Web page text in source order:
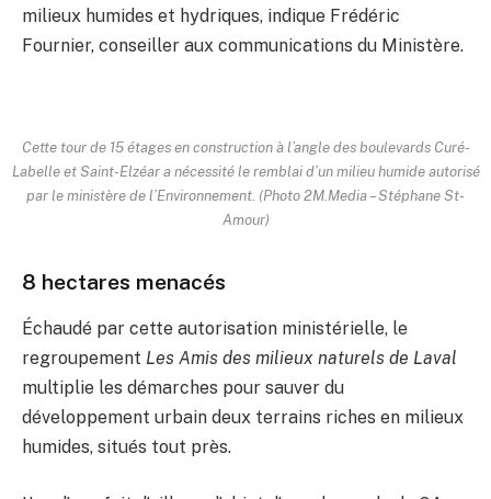
milieux humides et hydriques, indique Frédéric
Fournier, conseiller aux communications du Ministère.
Cette tour de 15 étages en construction à l’angle des boulevards Curé-
Labelle et Saint-Elzéar a nécessité le remblai d’un milieu humide autorisé
par le ministère de l’Environnement. (Photo 2M.Media – Stéphane St-
Amour)
8 hectares menacés
Échaudé par cette autorisation ministérielle, le
regroupement Les Amis des milieux naturels de Laval
multiplie les démarches pour sauver du
développement urbain deux terrains riches en milieux
humides, situés tout près.